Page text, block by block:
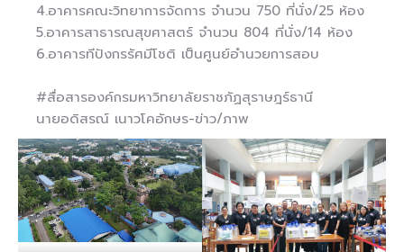
4.อาคารคณะวิทยาการจัดการ จำนวน 750 ที่นั่ง/25 ห้อง
5.อาคารสาธารณสุขศาสตร์ จำนวน 804 ที่นั่ง/14 ห้อง
6.อาคารทีปังกรรัศมีโชติ เป็นศูนย์อำนวยการสอบ
#สื่อสารองค์กรมหาวิทยาลัยราชภัฏสุราษฎร์ธานี
นายอดิสรณ์ เนาวโคอักษร-ข่าว/ภาพ